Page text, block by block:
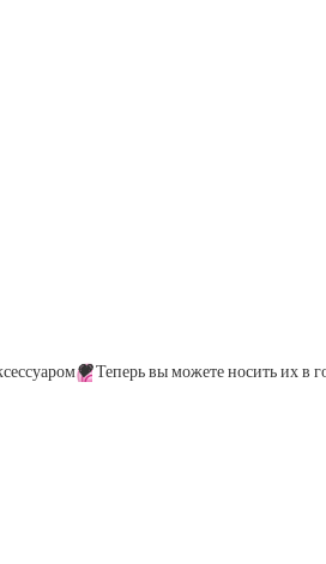
💗Теперь вы можете носить их в